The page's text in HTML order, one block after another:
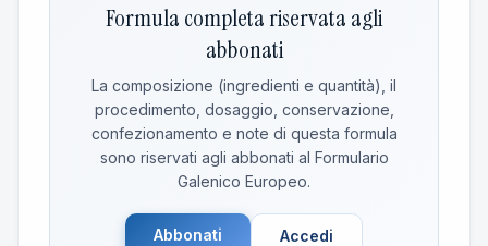
Formula completa riservata agli
abbonati
La composizione (ingredienti e quantità), il
procedimento, dosaggio, conservazione,
confezionamento e note di questa formula
sono riservati agli abbonati al Formulario
Galenico Europeo.
Abbonati Accedi